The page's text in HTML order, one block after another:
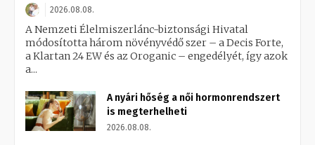
2026.08.08.
A Nemzeti Élelmiszerlánc-biztonsági Hivatal
módosította három növényvédő szer – a Decis Forte,
a Klartan 24 EW és az Oroganic – engedélyét, így azok
a...
A nyári hőség a női hormonrendszert
is megterhelheti
2026.08.08.